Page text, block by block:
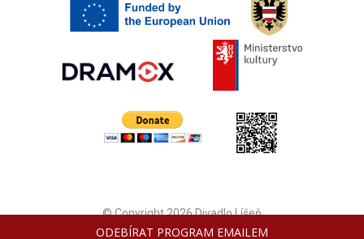
© Copyright 2026 Divadlo Líšeň
ODEBÍRAT PROGRAM EMAILEM